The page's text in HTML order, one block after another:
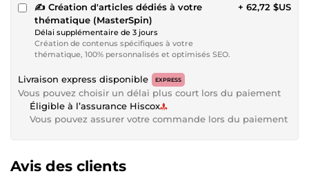
✍️ Création d'articles dédiés à votre
thématique (MasterSpin)
Délai supplémentaire de 3 jours
Création de contenus spécifiques à votre
thématique, 100% personnalisés et optimisés SEO.
+ 62,72 $US
Livraison express disponible EXPRESS
Vous pouvez choisir un délai plus court lors du paiement
Éligible à l’assurance Hiscox
Vous pouvez assurer votre commande lors du paiement
Avis des clients